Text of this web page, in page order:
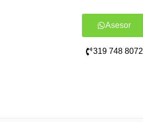
Asesor
319 748 8072